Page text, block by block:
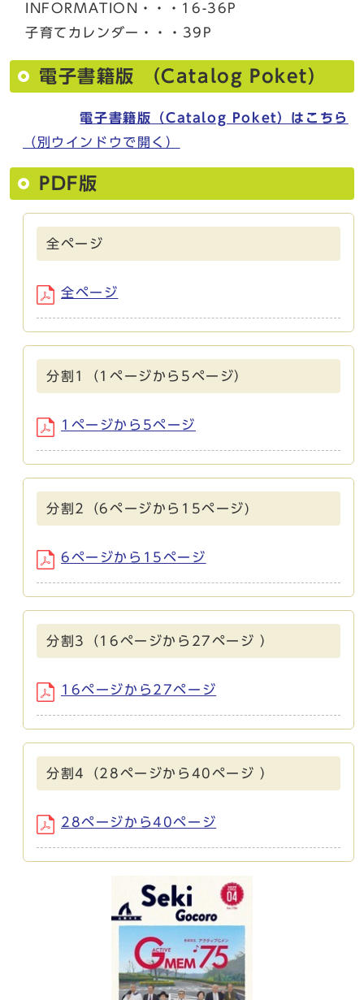
INFORMATION・・・16-36P
子育てカレンダー・・・39P
電子書籍版 （Catalog Poket）
電子書籍版（Catalog Poket）はこちら
（別ウインドウで開く）
PDF版
全ページ
全ページ
分割1（1ページから5ページ）
1ページから5ページ
分割2（6ページから15ページ)
6ページから15ページ
分割3（16ページから27ページ ）
16ページから27ページ
分割4（28ページから40ページ ）
28ページから40ページ